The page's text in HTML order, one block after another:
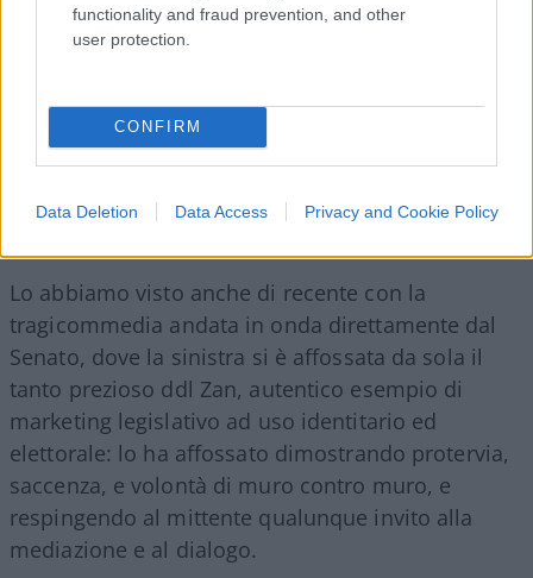
functionality and fraud prevention, and other
user protection.
CONFIRM
Data Deletion Data Access Privacy and Cookie Policy
Tutto ciò che si situa fuori da questo panorama
Chiaramente senza mai fare i conti con il proprio
passato ideologico e con gli scheletri, copiosi, che
cantante si porta dietro.
Lo abbiamo visto anche di recente con la
tragicommedia andata in onda direttamente dal
Senato, dove la sinistra si è affossata da sola il
tanto prezioso ddl Zan, autentico esempio di
marketing legislativo ad uso identitario ed
elettorale: lo ha affossato dimostrando protervia,
saccenza, e volontà di muro contro muro, e
respingendo al mittente qualunque invito alla
mediazione e al dialogo.